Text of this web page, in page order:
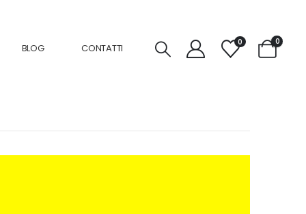
BLOG CONTATTI
0 0